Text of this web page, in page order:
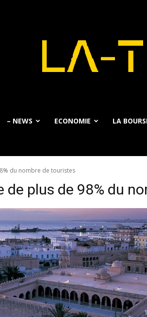
– NEWS ECONOMIE LA
du nombre de touristes
de plus de 98% du